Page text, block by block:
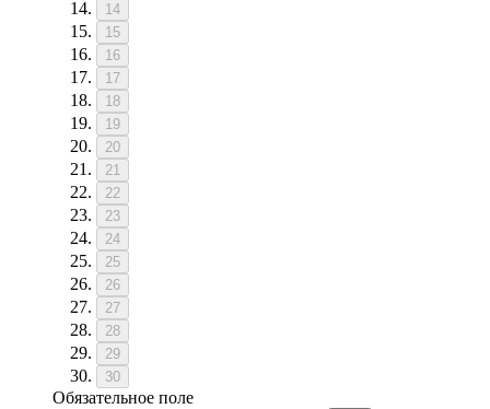
14
15
16
17
18
19
20
21
22
23
24
25
26
27
28
29
30
Обязательное поле